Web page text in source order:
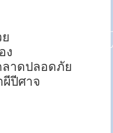
ง
าดปลอดภัย
ปีศาจ